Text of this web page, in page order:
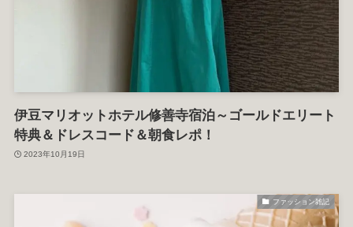
伊豆マリオットホテル修善寺宿泊～ゴールドエリート
特典＆ドレスコード＆朝食レポ！
2023年10月19日
ファッション雑記